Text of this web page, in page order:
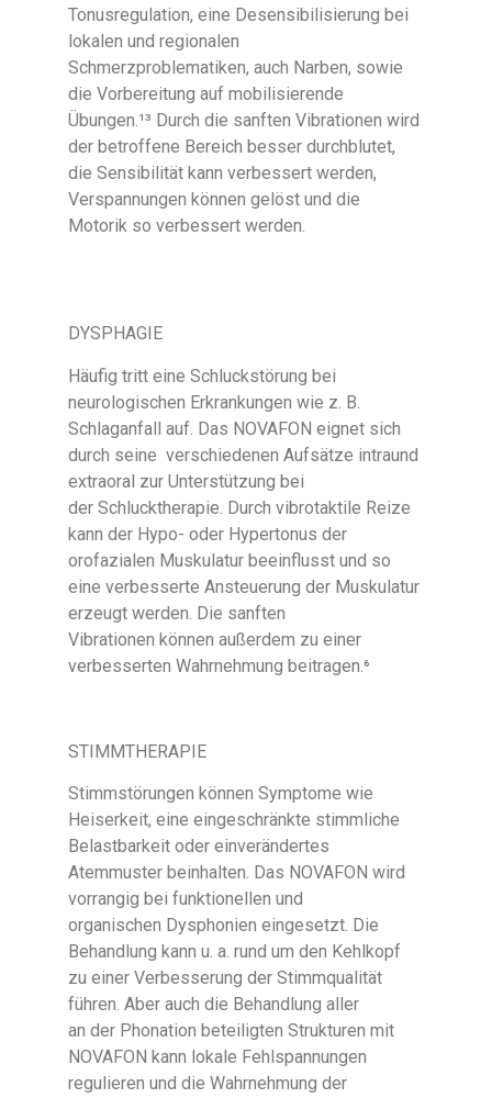
Tonusregulation, eine Desensibilisierung bei
lokalen und regionalen
Schmerzproblematiken, auch Narben, sowie
die Vorbereitung auf mobilisierende
Übungen.¹³ Durch die sanften Vibrationen wird
der betroffene Bereich besser durchblutet,
die Sensibilität kann verbessert werden,
Verspannungen können gelöst und die
Motorik so verbessert werden.
DYSPHAGIE
Häufig tritt eine Schluckstörung bei
neurologischen Erkrankungen wie z. B.
Schlaganfall auf. Das NOVAFON eignet sich
durch seine verschiedenen Aufsätze intraund
extraoral zur Unterstützung bei
der Schlucktherapie. Durch vibrotaktile Reize
kann der Hypo- oder Hypertonus der
orofazialen Muskulatur beeinflusst und so
eine verbesserte Ansteuerung der Muskulatur
erzeugt werden. Die sanften
Vibrationen können außerdem zu einer
verbesserten Wahrnehmung beitragen.⁶
STIMMTHERAPIE
Stimmstörungen können Symptome wie
Heiserkeit, eine eingeschränkte stimmliche
Belastbarkeit oder einverändertes
Atemmuster beinhalten. Das NOVAFON wird
vorrangig bei funktionellen und
organischen Dysphonien eingesetzt. Die
Behandlung kann u. a. rund um den Kehlkopf
zu einer Verbesserung der Stimmqualität
führen. Aber auch die Behandlung aller
an der Phonation beteiligten Strukturen mit
NOVAFON kann lokale Fehlspannungen
regulieren und die Wahrnehmung der